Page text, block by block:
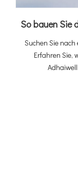
Suchen Sie
Erfahren Sie,
Erhalten Sie